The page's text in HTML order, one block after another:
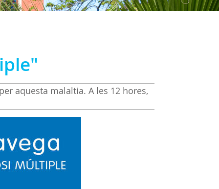
aquesta malaltia. A les 12 hores,